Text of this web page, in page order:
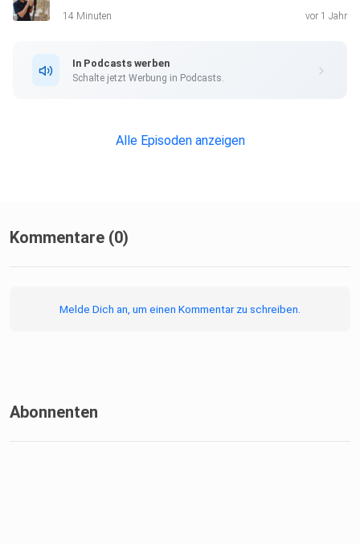
der Experte auf diesem Gebiet, behandelt viele
Ich habe Mathias im Rahmen einer Ausbildungswoche in
14 Minuten vor 1 Jahr
In Podcasts werben
Schalte jetzt Werbung in Podcasts.
Alle Episoden anzeigen
Kommentare (0)
Melde Dich an, um einen Kommentar zu schreiben.
Abonnenten